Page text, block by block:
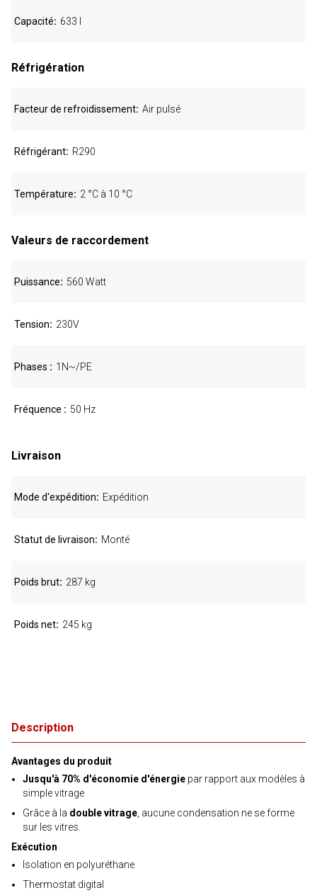
Description
Avantages du produit
Jusqu'à 70% d'économie d'énergie par rapport aux modèles à
simple vitrage
Grâce à la double vitrage , aucune condensation ne se forme
sur les vitres.
Exécution
Isolation en polyuréthane
Thermostat digital
Capacité 633 l
Réfrigération
Facteur de refroidissement Air pulsé
Réfrigérant R290
Température 2 °C à 10 °C
Valeurs de raccordement
Puissance 560 Watt
Tension 230V
Phases 1N~/PE
Fréquence 50 Hz
Livraison
Mode d'expédition Expédition
Statut de livraison Monté
Poids brut 287 kg
Poids net 245 kg